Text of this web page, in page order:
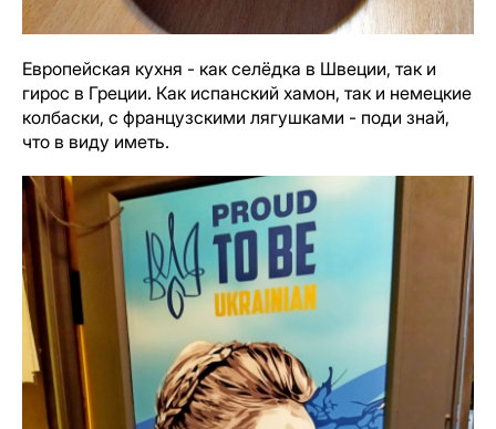
Европейская кухня - как селёдка в Швеции, так и
гирос в Греции. Как испанский хамон, так и немецкие
колбаски, с французскими лягушками - поди знай,
что в виду иметь.